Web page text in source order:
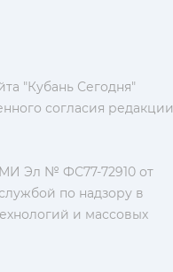
"Кубань Сегодня"
согласия редакции
Эл № ФС77-72910 от
по надзору в
и массовых